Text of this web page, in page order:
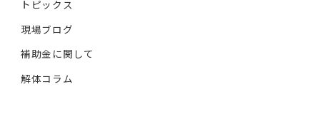
トピックス
現場ブログ
補助金に関して
解体コラム